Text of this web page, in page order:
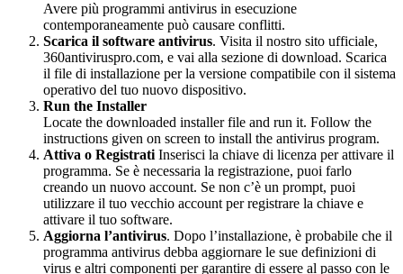
Avere più programmi antivirus in esecuzione
contemporaneamente può causare conflitti.
Scarica il software antivirus. Visita il nostro sito ufficiale,
360antiviruspro.com, e vai alla sezione di download. Scarica
il file di installazione per la versione compatibile con il sistema
operativo del tuo nuovo dispositivo.
Run the Installer
Locate the downloaded installer file and run it. Follow the
instructions given on screen to install the antivirus program.
Attiva o Registrati Inserisci la chiave di licenza per attivare il
programma. Se è necessaria la registrazione, puoi farlo
creando un nuovo account. Se non c’è un prompt, puoi
utilizzare il tuo vecchio account per registrare la chiave e
attivare il tuo software.
Aggiorna l’antivirus. Dopo l’installazione, è probabile che il
programma antivirus debba aggiornare le sue definizioni di
virus e altri componenti per garantire di essere al passo con le